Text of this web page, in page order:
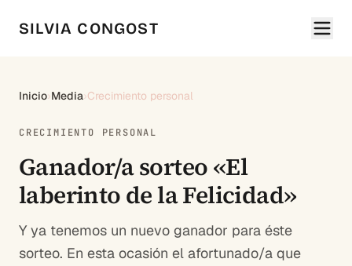
SILVIA CONGOST
Inicio›Media›Crecimiento personal
CRECIMIENTO PERSONAL
Ganador/a sorteo «El
laberinto de la Felicidad»
Y ya tenemos un nuevo ganador para éste
sorteo. En esta ocasión el afortunado/a que